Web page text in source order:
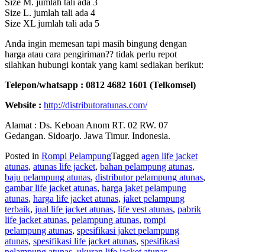
Size L. jumlah tali ada 4
Size XL jumlah tali ada 5
Anda ingin memesan tapi masih bingung dengan
harga atau cara pengiriman?? tidak perlu repot
silahkan hubungi kontak yang kami sediakan berikut:
Telepon/whatsapp : 0812 4682 1601 (Telkomsel)
Website : http://distributoratunas.com/
Alamat : Ds. Keboan Anom RT. 02 RW. 07
Gedangan. Sidoarjo. Jawa Timur. Indonesia.
Posted in Rompi PelampungTagged agen life jacket
atunas, atunas life jacket, bahan pelampung atunas,
baju pelampung atunas, distributor pelampung atunas,
gambar life jacket atunas, harga jaket pelampung
atunas, harga life jacket atunas, jaket pelampung
terbaik, jual life jacket atunas, life vest atunas, pabrik
life jacket atunas, pelampung atunas, rompi
pelampung atunas, spesifikasi jaket pelampung
atunas, spesifikasi life jacket atunas, spesifikasi